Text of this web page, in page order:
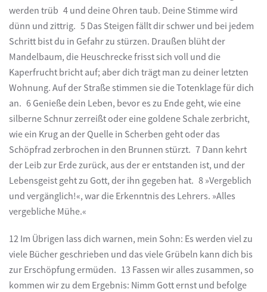
werden trüb 4 und deine Ohren taub. Deine Stimme wird
dünn und zittrig. 5 Das Steigen fällt dir schwer und bei jedem
Schritt bist du in Gefahr zu stürzen. Draußen blüht der
Mandelbaum, die Heuschrecke frisst sich voll und die
Kaperfrucht bricht auf; aber dich trägt man zu deiner letzten
Wohnung. Auf der Straße stimmen sie die Totenklage für dich
an. 6 Genieße dein Leben, bevor es zu Ende geht, wie eine
silberne Schnur zerreißt oder eine goldene Schale zerbricht,
wie ein Krug an der Quelle in Scherben geht oder das
Schöpfrad zerbrochen in den Brunnen stürzt. 7 Dann kehrt
der Leib zur Erde zurück, aus der er entstanden ist, und der
Lebensgeist geht zu Gott, der ihn gegeben hat. 8 »Vergeblich
und vergänglich!«, war die Erkenntnis des Lehrers. »Alles
vergebliche Mühe.«
12 Im Übrigen lass dich warnen, mein Sohn: Es werden viel zu
viele Bücher geschrieben und das viele Grübeln kann dich bis
zur Erschöpfung ermüden. 13 Fassen wir alles zusammen, so
kommen wir zu dem Ergebnis: Nimm Gott ernst und befolge